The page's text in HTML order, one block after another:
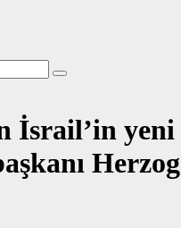
İsrail’in yeni